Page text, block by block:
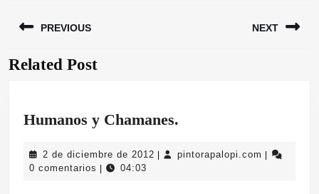
de
entradas
PREVIOUS
Entrada
NEXT
Related Post
Humanos y Chamanes.
Chamanes.
2 de diciembre de 2012 2| pintorapalopi.com |
0 comentarios | 04:03